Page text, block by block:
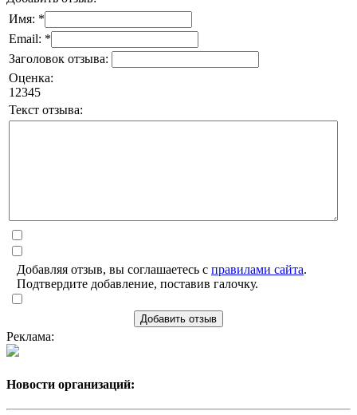
Имя: *
Email: *
Заголовок отзыва:
Оценка:
1 2345
Текст отзыва:
Добавляя отзыв, вы соглашаетесь с правилами сайта.
Подтвердите добавление, поставив галочку.
Добавить отзыв
Реклама:
Новости организаций: